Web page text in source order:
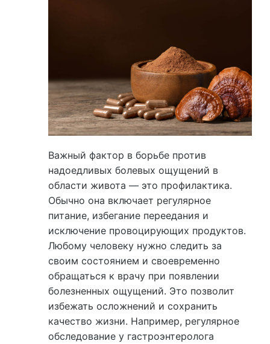
Важный фактор в борьбе против
надоедливых болевых ощущений в
области живота — это профилактика.
Обычно она включает регулярное
питание, избегание переедания и
исключение провоцирующих продуктов.
Любому человеку нужно следить за
своим состоянием и своевременно
обращаться к врачу при появлении
болезненных ощущений. Это позволит
избежать осложнений и сохранить
качество жизни. Например, регулярное
обследование у гастроэнтеролога